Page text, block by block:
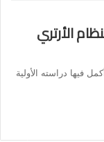
الأرتري
مصوع ، وأكمل فيها دراسته الأولية